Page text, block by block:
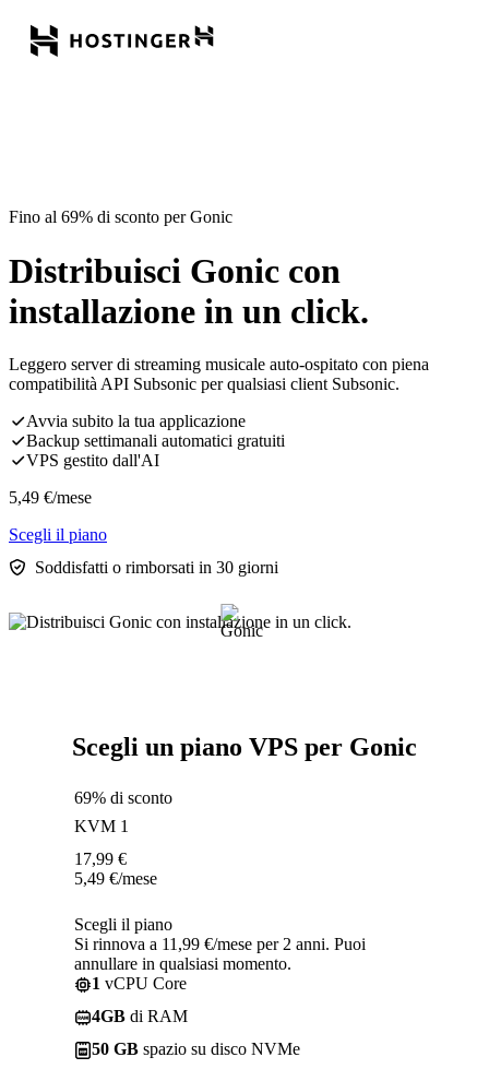
Fino al 69% di sconto per Gonic
Distribuisci Gonic con
installazione in un click.
Leggero server di streaming musicale auto-ospitato con piena
compatibilità API Subsonic per qualsiasi client Subsonic.
Avvia subito la tua applicazione
Backup settimanali automatici gratuiti
VPS gestito dall'AI
5,49 €/mese
Scegli il piano
Soddisfatti o rimborsati in 30 giorni
Scegli un piano VPS per Gonic
69% di sconto
KVM 1
17,99 €
5,49 €/mese
Scegli il piano
Si rinnova a 11,99 €/mese per 2 anni. Puoi
annullare in qualsiasi momento.
1 vCPU Core
4GB di RAM
50 GB spazio su disco NVMe